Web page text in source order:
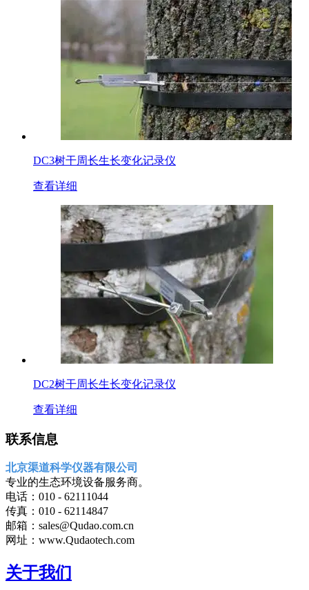
DC3树干周长生长变化记录仪
查看详细
DC2树干周长生长变化记录仪
查看详细
联系信息
北京渠道科学仪器有限公司
专业的生态环境设备服务商。
电话：010 - 62111044
传真：010 - 62114847
邮箱：sales@Qudao.com.cn
网址：www.Qudaotech.com
关于我们